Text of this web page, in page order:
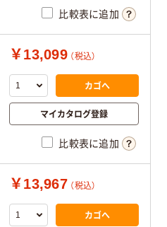
比較表に追加
￥13,099 （税込）
カゴへ
マイカタログ登録
比較表に追加
￥13,967 （税込）
カゴへ